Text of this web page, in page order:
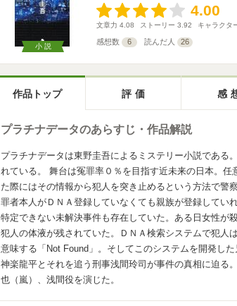
小説
4.00
4.00
文章力 4.08 ストーリー 3.92 キャラクタ
感想数 6 読んだ人 26
作品トップ 評価 感
プラチナデータのあらすじ・作品解説
プラチナデータは東野圭吾によるミステリー小説である
れている。 舞台は冤罪率０％を目指す近未来の日本。
た際にはその情報から犯人を突き止めるという方法で警
罪者本人がＤＮＡ登録していなくても親族が登録してい
特定できない未解決事件も存在していた。ある日女性が
犯人の体液が残されていた。ＤＮＡ検索システムで犯人
意味する「Not Found」。そしてこのシステムを開発し
神楽龍平とそれを追う刑事浅間玲司が事件の真相に迫る
也（嵐）、浅間役を演じた。